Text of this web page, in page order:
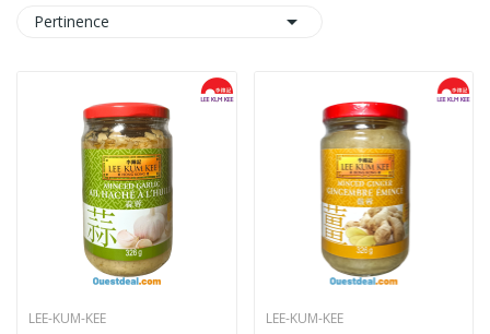
Pertinence 
LEE-KUM-KEE LEE-KUM-KEE